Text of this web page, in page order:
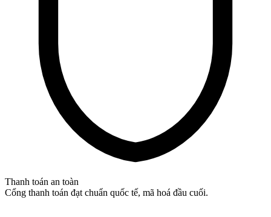
Thanh toán an toàn
Cổng thanh toán đạt chuẩn quốc tế, mã hoá đầu cuối.